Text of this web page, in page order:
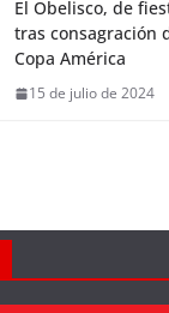
El Obelisco, de
tras consagración
Copa América
15 de julio de 2024